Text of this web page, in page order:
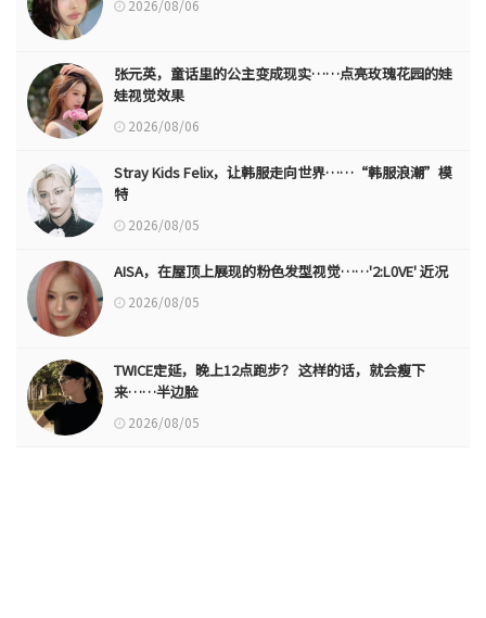
2026/08/06
张元英，童话里的公主变成现实……点亮玫瑰花园的娃
娃视觉效果
2026/08/06
Stray Kids Felix，让韩服走向世界……“韩服浪潮”模
特
2026/08/05
AISA，在屋顶上展现的粉色发型视觉……'2:L0VE' 近况
2026/08/05
TWICE定延，晚上12点跑步？ 这样的话，就会瘦下
来……半边脸
2026/08/05